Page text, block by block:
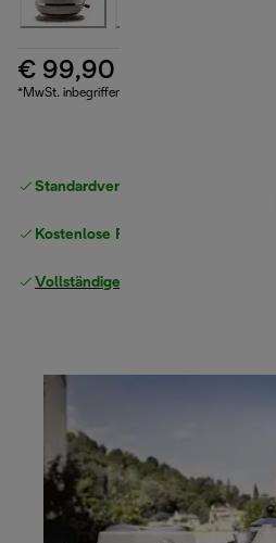
€ 99,90
*MwSt. inbegriffen
Standardversand kostenlos
Kostenlose Rücksendungen
Vollständige Herstellergarantie